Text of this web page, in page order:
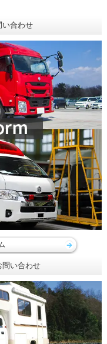
い合わせ
問い合わせ